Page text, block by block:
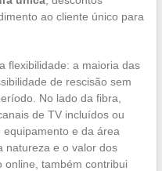
ao cliente único para
flexibilidade: a maioria das
de rescisão sem
No lado da fibra,
de TV incluídos ou
e da área
natureza e o valor dos
online, também contribui